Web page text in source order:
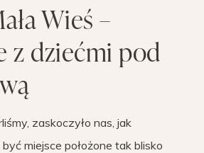
Wieś –
z dziećmi pod
zaskoczyło nas, jak
miejsce położone tak blisko